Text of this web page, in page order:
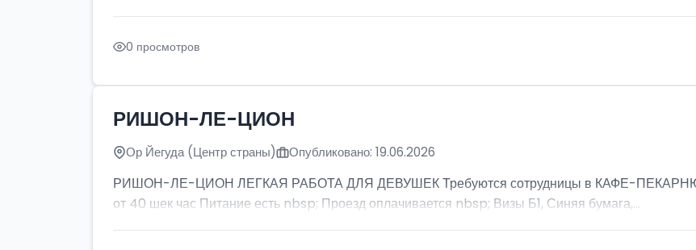
0 просмотров
РИШОН-ЛЕ-ЦИОН
Ор Йегуда (Центр страны) Опубликовано: 19.06.2026
РИШОН-ЛЕ-ЦИОН ЛЕГКАЯ РАБОТА ДЛЯ ДЕВУШЕК Требуются сотрудницы в КАФЕ-ПЕКАРНЮ
от 40 шек час Питание есть nbsp; Проезд оплачивается nbsp; Визы Б1, Синяя бумага,...